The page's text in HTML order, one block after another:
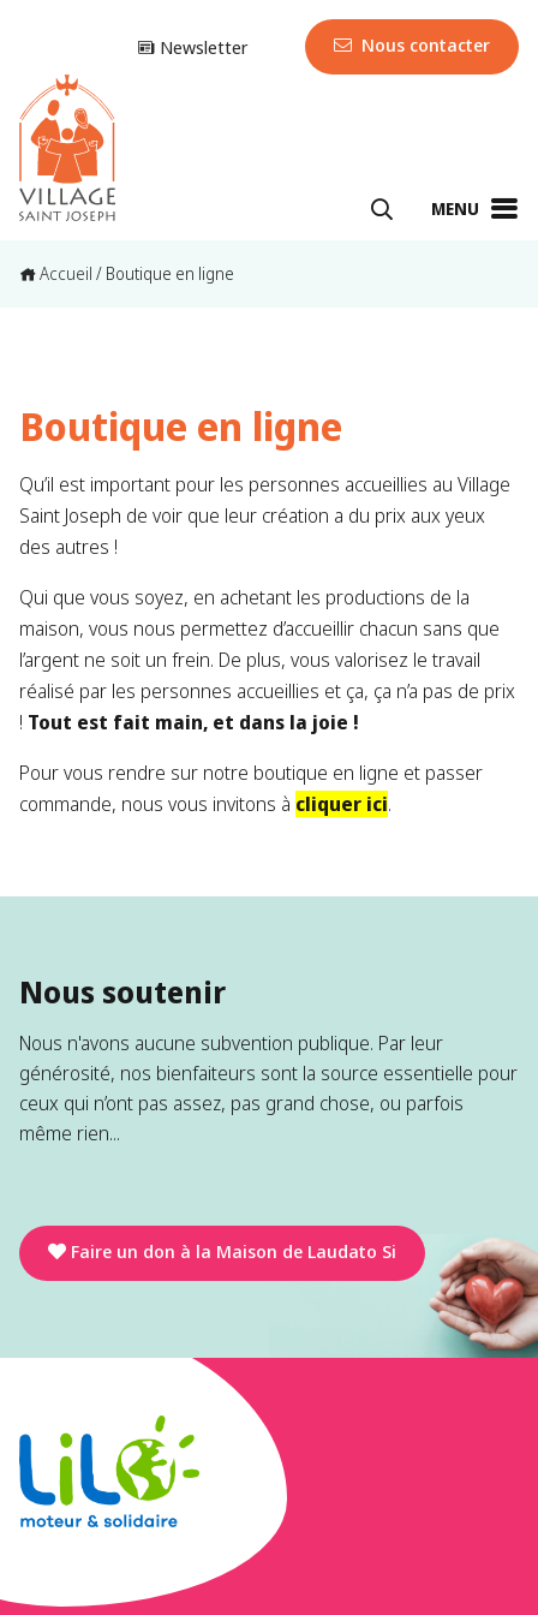
Newsletter Nous contacter
MENU
Accueil / Boutique en ligne
Boutique en ligne
Qu’il est important pour les personnes accueillies au Village
Saint Joseph de voir que leur création a du prix aux yeux
des autres !
Qui que vous soyez, en achetant les productions de la
maison, vous nous permettez d’accueillir chacun sans que
l’argent ne soit un frein. De plus, vous valorisez le travail
réalisé par les personnes accueillies et ça, ça n’a pas de prix
! Tout est fait main, et dans la joie !
Pour vous rendre sur notre boutique en ligne et passer
commande, nous vous invitons à cliquer ici.
Nous soutenir
Nous n'avons aucune subvention publique. Par leur
générosité, nos bienfaiteurs sont la source essentielle pour
ceux qui n’ont pas assez, pas grand chose, ou parfois
même rien...
Faire un don à la Maison de Laudato Si